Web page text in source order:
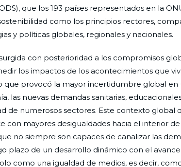
que los 193 países representados en la
como los principios rectores,
y políticas globales, regionales y nacionales.
con posterioridad a los compromisos
los impactos de los acontecimientos que
que provocó la mayor incertidumbre global
las nuevas demandas sanitarias,
de numerosos sectores. Este contexto global
con mayores desigualdades hacia el interior
no siempre son capaces de canalizar las
plazo de un desarrollo dinámico con el
como una igualdad de medios, es decir,